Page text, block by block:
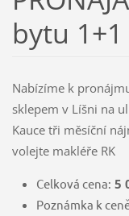
bytu
Nabízíme k
sklepem v Líšni na
Kauce tři měsíční
volejte makléře RK
Celková cena: 5
Poznámka k